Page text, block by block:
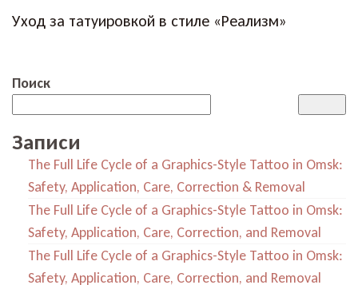
Уход за татуировкой в стиле «Реализм»
Поиск
Записи
The Full Life Cycle of a Graphics-Style Tattoo in Omsk:
Safety, Application, Care, Correction & Removal
The Full Life Cycle of a Graphics-Style Tattoo in Omsk:
Safety, Application, Care, Correction, and Removal
The Full Life Cycle of a Graphics-Style Tattoo in Omsk:
Safety, Application, Care, Correction, and Removal